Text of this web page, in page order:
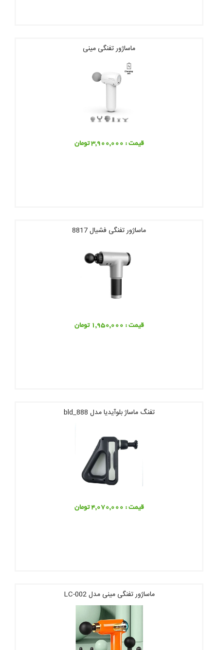
ماساژور تفنگی مینی
قیمت : 3,900,000 تومان
ماساژور تفنگی فشیال 8817
قیمت : 1,950,000 تومان
تفنگ ماساژ بلوآیدیا مدل bld_888
قیمت : 4,070,000 تومان
ماساژور تفنگی مینی مدل LC-002